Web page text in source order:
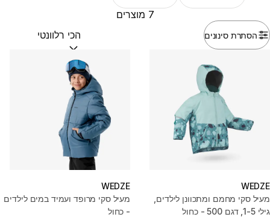
הסתרת סינונים
7 מוצרים
מיין לפי:(optional)
WEDZE
מעיל סקי מחמם ומתכוונן לילדים,
גילי 1-5, דגם 500 - כחול
WEDZE
מעיל סקי מרופד ועמיד במים לילדים
- כחול